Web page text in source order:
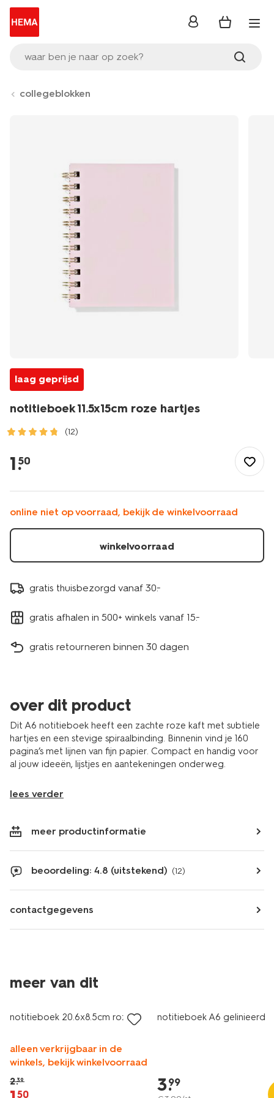
waar ben je naar op zoek?
inloggen
collegeblokken
laag geprijsd
notitieboek 11.5x15cm roze hartjes
(12)
kantoor/schriften-
boekjes/collegeblokken-
11.5x15cm-
roze-
14100230.html
1.
50
online niet op voorraad, bekijk de winkelvoorraad
winkelvoorraad
gratis thuisbezorgd vanaf 30.-
gratis afhalen in 500+ winkels vanaf 15.-
gratis retourneren binnen 30 dagen
over dit product
Dit A6 notitieboek heeft een zachte roze kaft met subtiele
hartjes en een stevige spiraalbinding. Binnenin vind je 160
pagina’s met lijnen van fijn papier. Compact en handig voor
al jouw ideeën, lijstjes en aantekeningen onderweg.
lees verder
meer productinformatie
beoordeling: 4.8 (uitstekend) (12)
contactgegevens
meer van dit
sale
notitieboek 20.6x8.5cm roze
alleen verkrijgbaar in de
winkels, bekijk winkelvoorraad
2.39
50
notitieboek A6 gelinieerd
3.
99